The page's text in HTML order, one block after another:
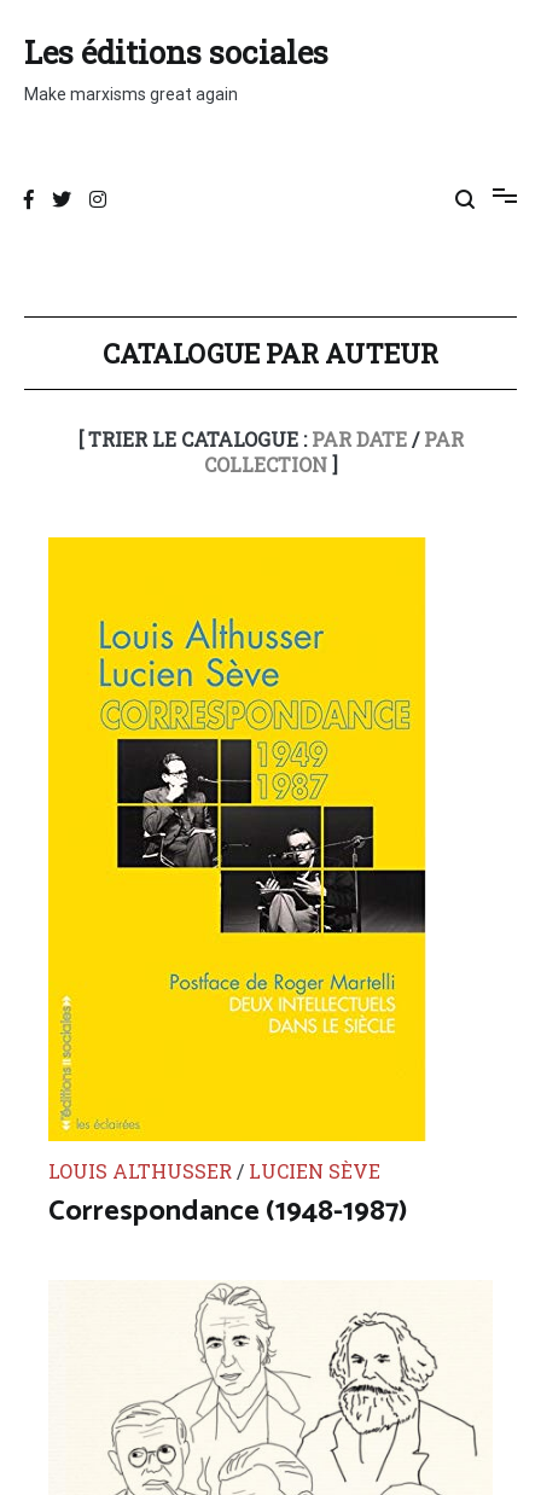
contenu
Les éditions sociales
Make marxisms great again
CATALOGUE PAR AUTEUR
[ TRIER LE CATALOGUE :PAR DATE/PAR
COLLECTION]
LOUIS ALTHUSSER/ LUCIEN SÈVE
Correspondance (1948-1987)